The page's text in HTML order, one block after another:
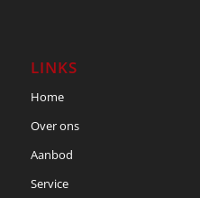
LINKS
Home
Over ons
Aanbod
Service